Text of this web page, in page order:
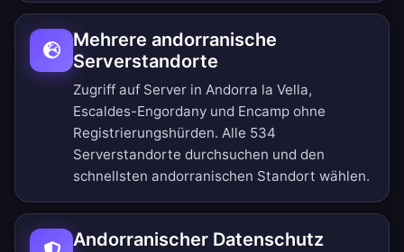
Mehrere andorranische
Serverstandorte
Zugriff auf Server in Andorra la Vella,
Escaldes-Engordany und Encamp ohne
Registrierungshürden. Alle 534
Serverstandorte durchsuchen und den
schnellsten andorranischen Standort wählen.
Andorranischer Datenschutz